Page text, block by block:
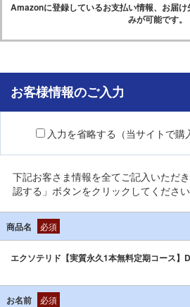
Amazonに登録しているお支払い情報、お届
みが可能です。
お客様情報のご入力
入力を省略する（当サイトで購
下記お客さま情報を全てご記入いただ
認する」ボタンをクリックしてください
商品名 必須
エクソテリド【実質永久1本無料定期コース】
お名前 必須